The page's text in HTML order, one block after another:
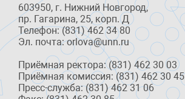
603950, г. Нижний Новгород,
пр. Гагарина, 25, корп. Д
Телефон: (831) 462 34 80
Эл. почта: orlova@unn.ru
Приёмная ректора: (831) 462 30 03
Приёмная комиссия: (831) 462 30 45
Пресс-служба: (831) 462 31 06